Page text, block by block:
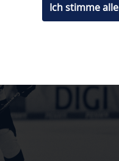
Ich stimme